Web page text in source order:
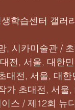
학습센터 갤러
, 시카미술관 /
전, 서울, 대한
대전, 서울, 대한
가 초대전, 서울,
스 / 제12회 뉴